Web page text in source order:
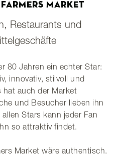
MARKET
Restaurants und
80 Jahren ein echter Star:
innovativ, stilvoll und
hat auch der Market
und Besucher lieben ihn
Stars kann jeder Fan
so attraktiv findet.
Market wäre authentisch.